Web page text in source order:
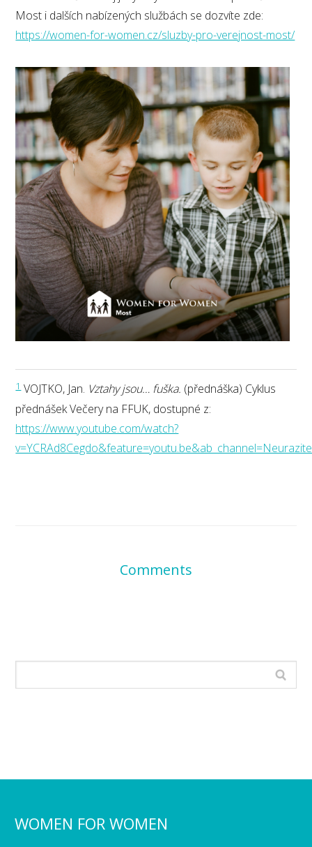
Most i dalších nabízených službách se dozvíte zde:
https://women-for-women.cz/sluzby-pro-verejnost-most/
1VOJTKO, Jan. Vztahy jsou… fuška. (přednáška) Cyklus
přednášek Večery na FFUK, dostupné z:
https://www.youtube.com/watch?
Comments
WOMEN FOR WOMEN